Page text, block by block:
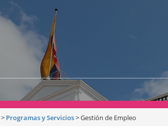
> Programas y Servicios>Gestión de Empleo